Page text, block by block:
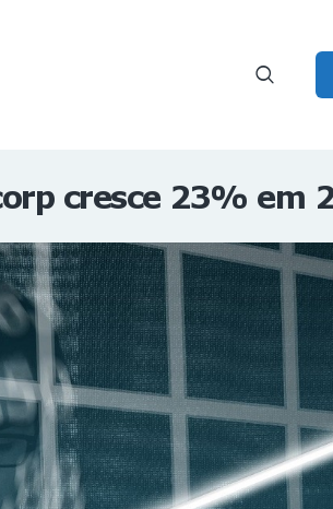
cresce 23% em